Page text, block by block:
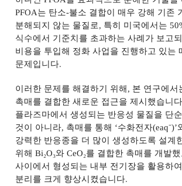
PFOA는 탄소-불소 결합이 매우 강해 기존
분해되지 않는 물질로, 특히 미국에서는
식수에서 기준치를 초과하는 사례가 보고
비용을 투입해 정화 사업을 진행하고 있는
문제입니다.
이러한 문제를 해결하기 위해 , 본 연구에서
촉매를 결합한 새로운 접근을 제시했습니다
플라즈마에서 생성되는 반응성 물질을 단
것이 아니라, 촉매를 통해 ‘수화전자(eaq⁻)’
강력한 반응종을 더 많이 생성하도록 설계
위해 Bi₂O₃와 CeO₂를 결합한 촉매를 개발했
사이에서 형성되는 내부 전기장을 활용하
분리를 크게 향상시켰습니다.